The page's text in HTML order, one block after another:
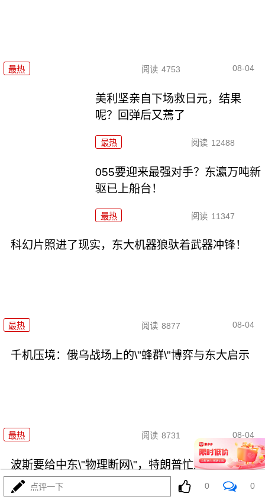
最热 阅读 4753 08-04
美利坚亲自下场救日元，结果
呢？回弹后又蔫了
最热 阅读 12488
055要迎来最强对手？东瀛万吨新
驱已上船台！
最热 阅读 11347
科幻片照进了现实，东大机器狼驮着武器冲锋！
最热 阅读 8877 08-04
千机压境：俄乌战场上的\"蜂群\"博弈与东大启示
最热 阅读 8731 08-04
波斯要给中东\"物理断网\"，特朗普忙递橄榄枝？
点评一下 0 0